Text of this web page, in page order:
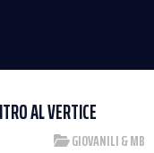
AL VERTICE
GIOVANILI & MB